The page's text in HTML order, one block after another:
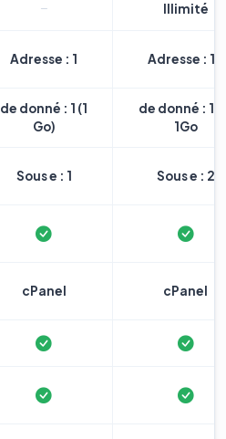
Illimité
Adresse : 1 Adresse : 10
de donné : 1 (1
Go)
de donné : 1
1Go
Sous e : 1 Sous e : 2
cPanel cPanel